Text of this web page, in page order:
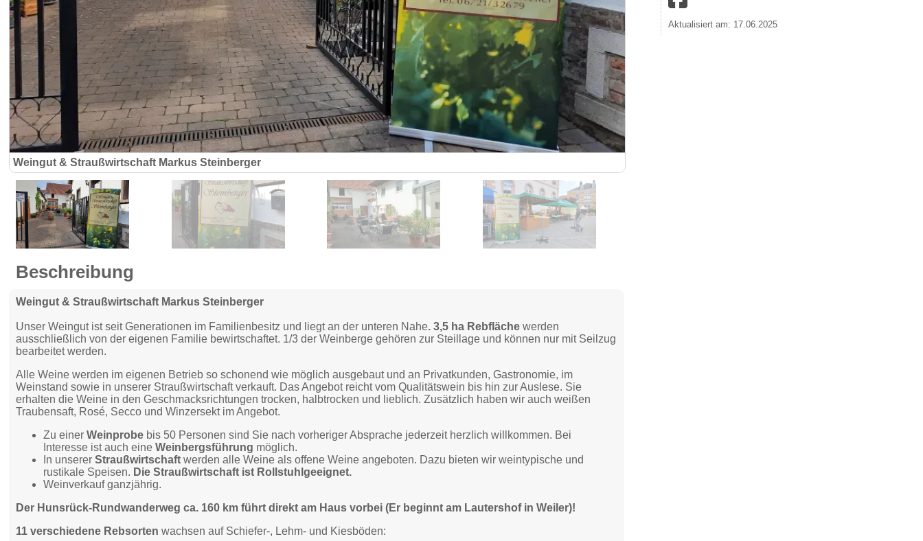
Weingut & Straußwirtschaft Markus Steinberger
Aktualisiert am: 17.06.2025
Beschreibung
Weingut & Straußwirtschaft Markus Steinberger
Unser Weingut ist seit Generationen im Familienbesitz und liegt an der unteren Nahe. 3,5 ha Rebfläche werden
ausschließlich von der eigenen Familie bewirtschaftet. 1/3 der Weinberge gehören zur Steillage und können nur mit Seilzug
bearbeitet werden.
Alle Weine werden im eigenen Betrieb so schonend wie möglich ausgebaut und an Privatkunden, Gastronomie, im
Weinstand sowie in unserer Straußwirtschaft verkauft. Das Angebot reicht vom Qualitätswein bis hin zur Auslese. Sie
erhalten die Weine in den Geschmacksrichtungen trocken, halbtrocken und lieblich. Zusätzlich haben wir auch weißen
Traubensaft, Rosé, Secco und Winzersekt im Angebot.
Zu einerWeinprobe bis 50 Personen sind Sie nach vorheriger Absprache jederzeit herzlich willkommen. Bei
Interesse ist auch eineWeinbergsführung möglich.
In unsererStraußwirtschaft werden alle Weine als offene Weine angeboten. Dazu bieten wir weintypische und
rustikale Speisen. Die Straußwirtschaft ist Rollstuhlgeeignet.
Weinverkauf ganzjährig.
Der Hunsrück-Rundwanderweg ca. 160 km führt direkt am Haus vorbei (Er beginnt am Lautershof in Weiler)!
11 verschiedene Rebsorten wachsen auf Schiefer-, Lehm- und Kiesböden: